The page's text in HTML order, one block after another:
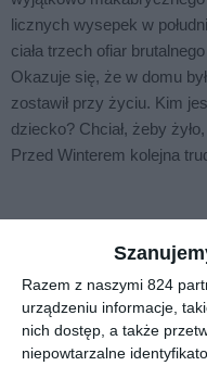
Razem z naszymi 824
urządzeniu informacje,
nich dostęp, a także
niepowtarzalne
licznych wysepek w
ciała trzech ofiar
Okazuje się, że w domu
zostawił przy życiu. Kim
dziecko? Chciał, żeby
Przed Winterem kolejna